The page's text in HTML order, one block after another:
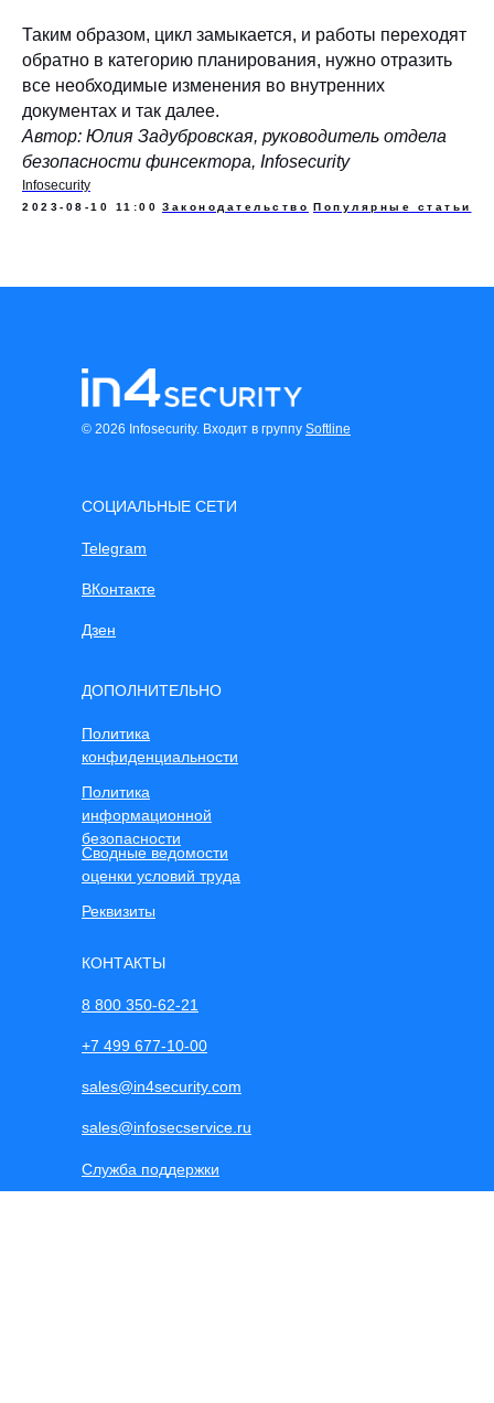
Таким образом, цикл замыкается, и работы переходят
обратно в категорию планирования, нужно отразить
все необходимые изменения во внутренних
документах и так далее.
Автор: Юлия Задубровская, руководитель отдела
безопасности финсектора, Infosecurity
Infosecurity
2023-08-10 11:00 Законодательство Популярные статьи
ДОПОЛНИТЕЛЬНО
Сводные ведомости
оценки условий труда
Реквизиты
Политика
информационной
безопасности
Политика
конфиденциальности
+7 499 677-10-00
Служба поддержки
sales@infosecservice.ru
sales@in4security.com
8 800 350-62-21
КОНТАКТЫ
Дзен
ВКонтакте
Telegram
СОЦИАЛЬНЫЕ СЕТИ
© 2026 Infosecurity. Входит в группу Softline